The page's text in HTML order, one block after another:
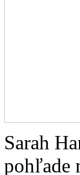
Sarah
pohľade